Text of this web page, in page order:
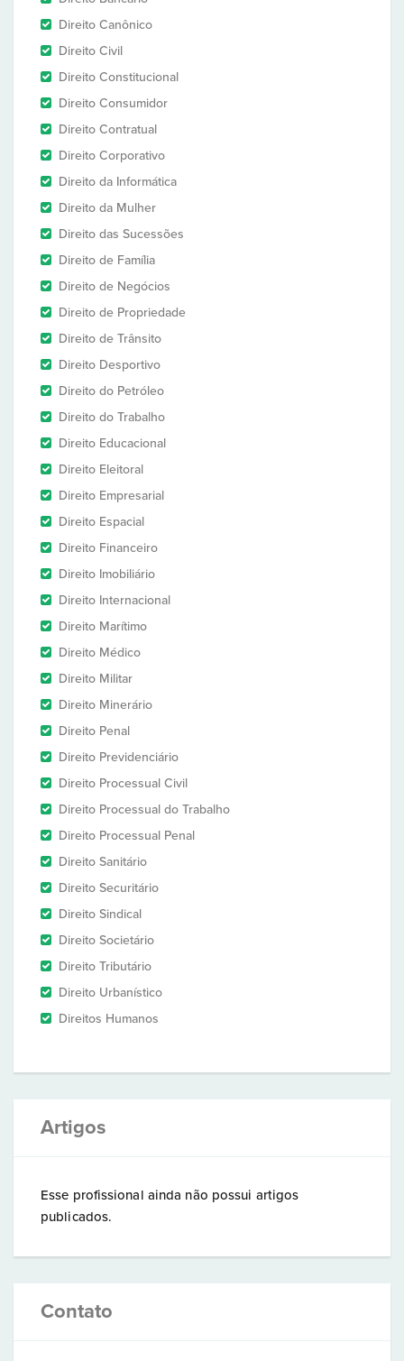
Direito Canônico
Direito Civil
Direito Constitucional
Direito Consumidor
Direito Contratual
Direito Corporativo
Direito da Informática
Direito da Mulher
Direito das Sucessões
Direito de Família
Direito de Negócios
Direito de Propriedade
Direito de Trânsito
Direito Desportivo
Direito do Petróleo
Direito do Trabalho
Direito Educacional
Direito Eleitoral
Direito Empresarial
Direito Espacial
Direito Financeiro
Direito Imobiliário
Direito Internacional
Direito Marítimo
Direito Médico
Direito Militar
Direito Minerário
Direito Penal
Direito Previdenciário
Direito Processual Civil
Direito Processual do Trabalho
Direito Processual Penal
Direito Sanitário
Direito Securitário
Direito Sindical
Direito Societário
Direito Tributário
Direito Urbanístico
Direitos Humanos
Artigos
Esse profissional ainda não possui artigos
publicados.
Contato